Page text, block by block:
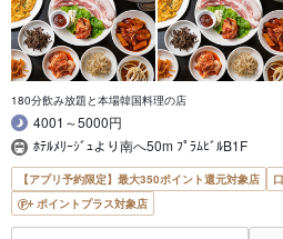
180分飲み放題と本場韓国料理の店
4001～5000円
ﾎﾃﾙﾒﾘｰｼﾞｭより南へ50m ﾌﾟﾗﾑﾋﾞﾙB1F
【アプリ予約限定】最大350ポイント還元対象店
ポイントプラス対象店